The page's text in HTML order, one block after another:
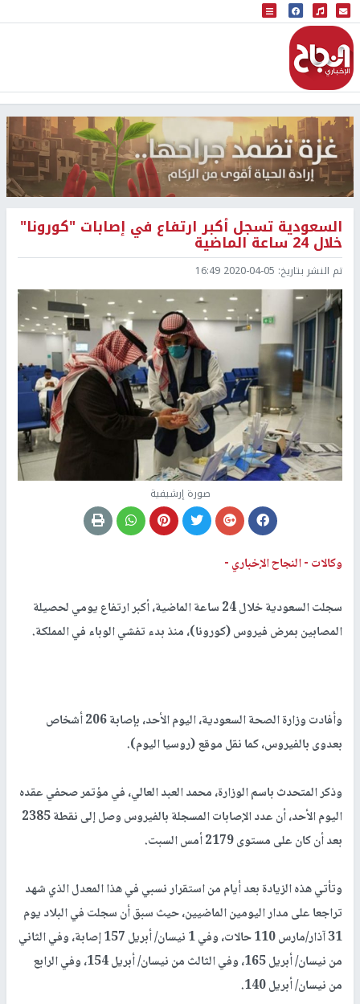
البث المباشر
إذاعة النجاح
السعودية تسجل أكبر ارتفاع في إصابات "كورونا"
خلال 24 ساعة الماضية
تم النشر بتاريخ: 2020-04-05 16:49
صورة إرشيفية
وكالات -النجاح الإخباري -
سجلت السعودية خلال 24 ساعة الماضية، أكبر ارتفاع يومي لحصيلة
المصابين بمرض فيروس (كورونا)، منذ بدء تفشي الوباء في المملكة.
وأفادت وزارة الصحة السعودية، اليوم الأحد، بإصابة 206 أشخاص
بعدوى بالفيروس، كما نقل موقع (روسيا اليوم).
وذكر المتحدث باسم الوزارة، محمد العبد العالي، في مؤتمر صحفي عقده
اليوم الأحد، أن عدد الإصابات المسجلة بالفيروس وصل إلى نقطة 2385
بعد أن كان على مستوى 2179 أمس السبت.
وتأتي هذه الزيادة بعد أيام من استقرار نسبي في هذا المعدل الذي شهد
تراجعا على مدار اليومين الماضيين، حيث سبق أن سجلت في البلاد يوم
31 آذار/مارس 110 حالات، وفي 1 نيسان/ أبريل 157 إصابة، وفي الثاني
من نيسان/ أبريل 165، وفي الثالث من نيسان/ أبريل 154، وفي الرابع
من نيسان/ أبريل 140.